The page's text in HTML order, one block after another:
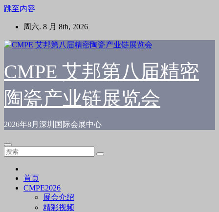
跳至内容
周六. 8 月 8th, 2026
CMPE 艾邦第八届精密
陶瓷产业链展览会
2026年8月深圳国际会展中心
首页
CMPE2026
展会介绍
精彩视频